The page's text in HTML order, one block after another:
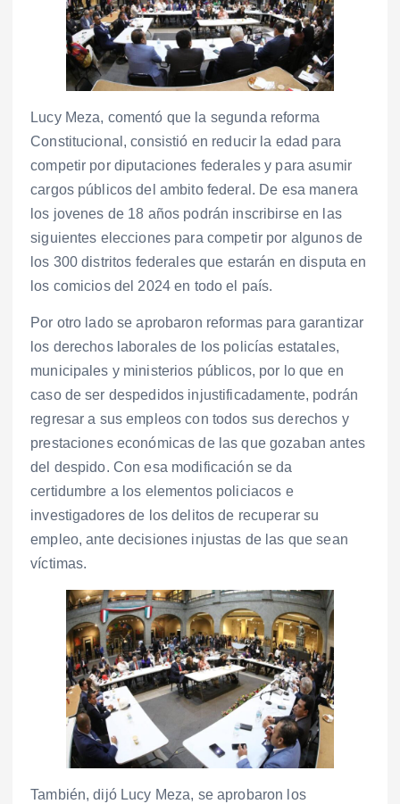
Lucy Meza, comentó que la segunda reforma
Constitucional, consistió en reducir la edad para
competir por diputaciones federales y para asumir
cargos públicos del ambito federal. De esa manera
los jovenes de 18 años podrán inscribirse en las
siguientes elecciones para competir por algunos de
los 300 distritos federales que estarán en disputa en
los comicios del 2024 en todo el país.
Por otro lado se aprobaron reformas para garantizar
los derechos laborales de los policías estatales,
municipales y ministerios públicos, por lo que en
caso de ser despedidos injustificadamente, podrán
regresar a sus empleos con todos sus derechos y
prestaciones económicas de las que gozaban antes
del despido. Con esa modificación se da
certidumbre a los elementos policiacos e
investigadores de los delitos de recuperar su
empleo, ante decisiones injustas de las que sean
víctimas.
También, dijó Lucy Meza, se aprobaron los